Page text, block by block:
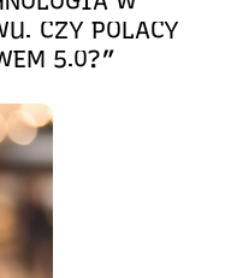
CZY POLACY
5.0?”